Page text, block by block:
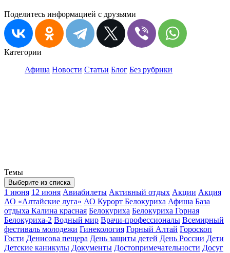
Поделитесь информацией с друзьями
Категории
Афиша Новости Статьи Блог Без рубрики
Темы
Выберите из списка
1 июня 12 июня Авиабилеты Активный отдых Акции Акция
АО «Алтайские луга» АО Курорт Белокуриха Афиша База
отдыха Калина красная Белокуриха Белокуриха Горная
Белокуриха-2 Водный мир Врачи-профессионалы Всемирный
фестиваль молодежи Гинекология Горный Алтай Гороскоп
Гости Денисова пещера День защиты детей День России Дети
Детские каникулы Документы Достопримечательности Досуг